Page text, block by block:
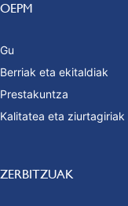
OEPM
Gu
Berriak eta ekitaldiak
Prestakuntza
Kalitatea eta ziurtagiriak
ZERBITZUAK